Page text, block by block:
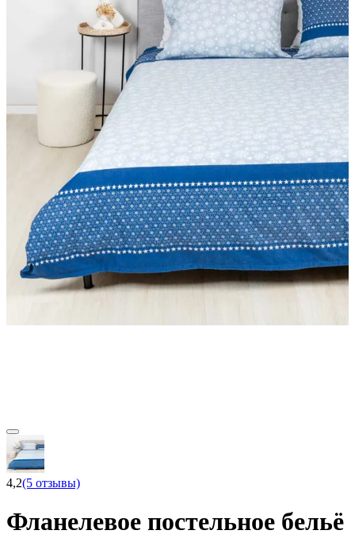
4,2(5 отзывы)
Фланелевое постельное бельё